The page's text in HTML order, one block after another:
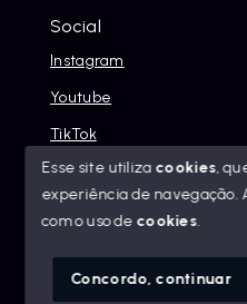
Social
Instagram
Youtube
TikTok
© Copyright 2026 - Alexandre
SITE PARA IMOBILIARIA
Esse site utiliza cookies,
experiência de navegação.
com o uso de cookies.
Concordo, continuar